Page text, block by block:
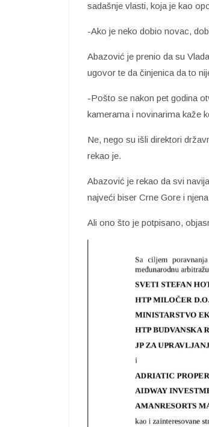
sadašnje vlasti, koja je kao
-Ako je neko dobio novac,
Abazović je prenio da su
ugovor te da činjenica da to
-Pošto se nakon pet godina
kamerama i novinarima kaže
Ne, nego su išli direktori
rekao je.
Abazović je rekao da svi
najveći biser Crne Gore i
Ali ono što je potpisano,